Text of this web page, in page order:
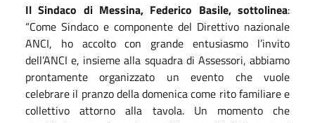
Il Sindaco di Messina, Federico Basile, sottolinea:
“Come Sindaco e componente del Direttivo nazionale
ANCI, ho accolto con grande entusiasmo l’invito
dell’ANCI e, insieme alla squadra di Assessori, abbiamo
prontamente organizzato un evento che vuole
celebrare il pranzo della domenica come rito familiare e
collettivo attorno alla tavola. Un momento che